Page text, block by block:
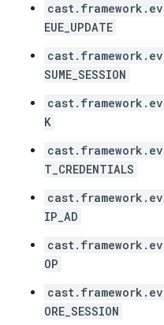
EUE_UPDATE
SUME_SESSION
K
T_CREDENTIALS
IP_AD
OP
ORE_SESSION